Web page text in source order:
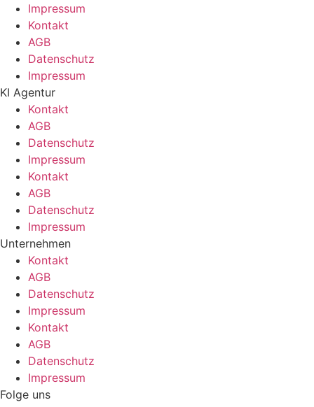
Impressum
Kontakt
AGB
Datenschutz
Impressum
KI Agentur
Kontakt
AGB
Datenschutz
Impressum
Kontakt
AGB
Datenschutz
Impressum
Unternehmen
Kontakt
AGB
Datenschutz
Impressum
Kontakt
AGB
Datenschutz
Impressum
Folge uns